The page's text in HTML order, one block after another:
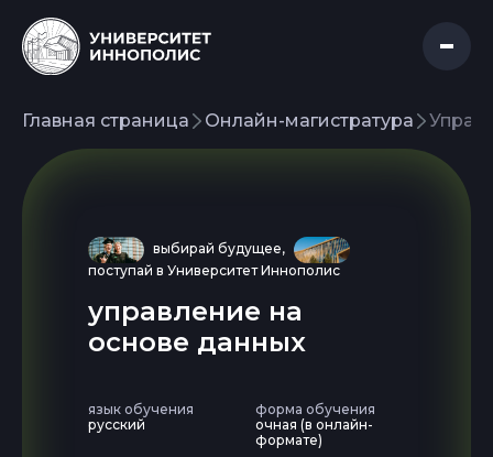
Главная страница Онлайн-магистратура
выбирай будущее,
поступай в Университет Иннополис
управление на
основе данных
язык обучения
русский
форма обучения
очная (в онлайн-
формате)